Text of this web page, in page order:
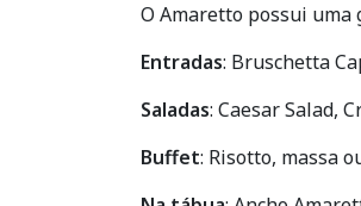
O Amaretto possui uma
Entradas: Bruschetta
Saladas: Caesar Salad,
Buffet: Risotto, massa